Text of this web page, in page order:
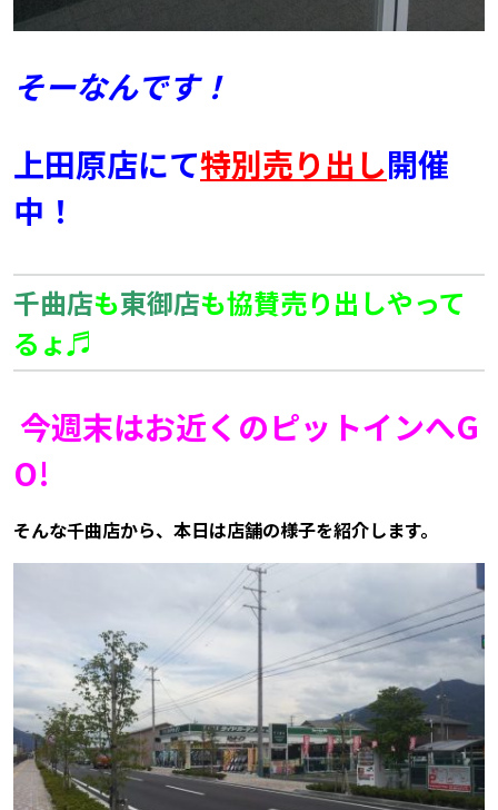
そーなんです！
上田原店にて特別売り出し開催
中！
千曲店も東御店も協賛売り出しやって
るょ♬
今週末はお近くのピットインへG
O!
そんな千曲店から、本日は店舗の様子を紹介します。